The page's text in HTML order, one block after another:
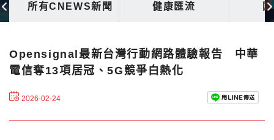
所有CNEWS新聞 健康匯流
Opensignal最新台灣行動網路體驗報告 中華
電信奪13項居冠、5G競爭白熱化
2026-02-24